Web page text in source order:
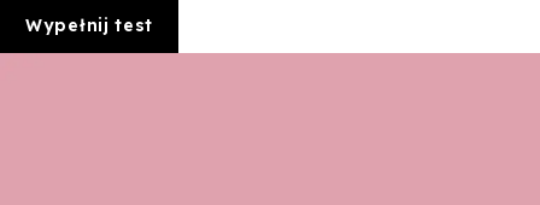
Wypełnij test